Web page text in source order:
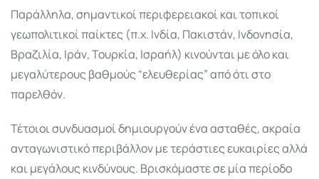
Παράλληλα, σημαντικοί περιφερειακοί και τοπικοί
γεωπολιτικοί παίκτες (π.χ. Ινδία, Πακιστάν, Ινδονησία,
Βραζιλία, Ιράν, Τουρκία, Ισραήλ) κινούνται με όλο και
μεγαλύτερους βαθμούς “ελευθερίας” από ότι στο
παρελθόν.
Τέτοιοι συνδυασμοί δημιουργούν ένα ασταθές, ακραία
ανταγωνιστικό περιβάλλον με τεράστιες ευκαιρίες αλλά
και μεγάλους κινδύνους. Βρισκόμαστε σε μία περίοδο